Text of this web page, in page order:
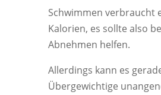
Schwimmen verbraucht
Kalorien, es sollte also
Abnehmen helfen.
Allerdings kann es
Übergewichtige